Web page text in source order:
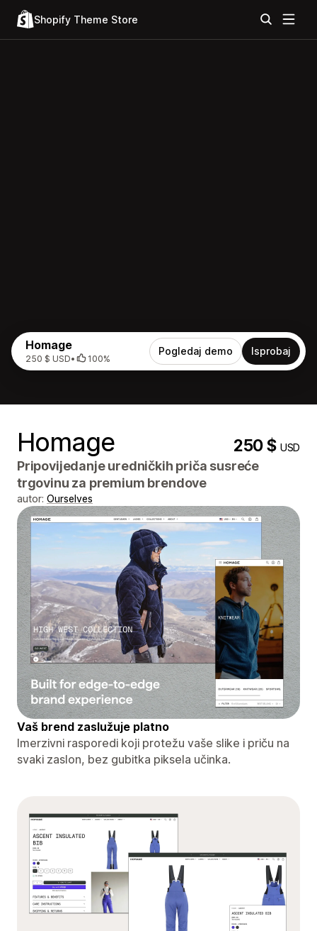
Shopify Theme Store
Homage
250 $ USD• 100%
Pogledaj demo Isprobaj
Homage 250 $USD
Pripovijedanje uredničkih priča susreće
trgovinu za premium brendove
autor: Ourselves
Vaš brend zaslužuje platno
Imerzivni rasporedi koji protežu vaše slike i priču na
svaki zaslon, bez gubitka piksela učinka.